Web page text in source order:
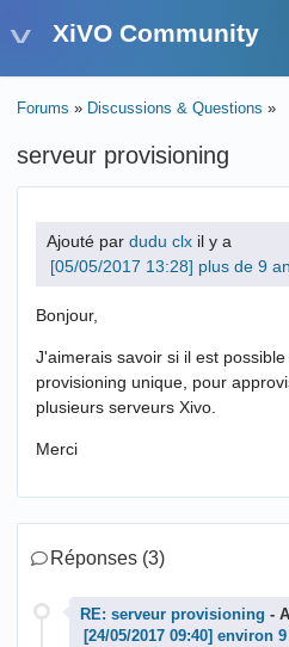
XiVO Community
Forums » Discussions & Questions »
serveur provisioning
Ajouté par dudu clx il y a
plus de 9
Bonjour,
J'aimerais savoir si il est
provisioning unique, pour
plusieurs serveurs Xivo.
Merci
Réponses (3)
RE: serveur provisioning -
environ